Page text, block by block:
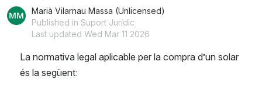
Marià Vilarnau Massa (Unlicensed)
Published in Suport Jurídic
Last updated Wed Mar 11 2026
La normativa legal aplicable per la compra d’un solar
és la següent: